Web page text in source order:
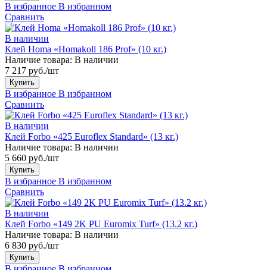
В избранное В избранном
Сравнить
В наличии
Клей Homa «Homakoll 186 Prof» (10 кг.)
Наличие товара: В наличии
7 217 руб./шт
Купить
В избранное В избранном
Сравнить
В наличии
Клей Forbo «425 Euroflex Standard» (13 кг.)
Наличие товара: В наличии
5 660 руб./шт
Купить
В избранное В избранном
Сравнить
В наличии
Клей Forbo «149 2K PU Euromix Turf» (13.2 кг.)
Наличие товара: В наличии
6 830 руб./шт
Купить